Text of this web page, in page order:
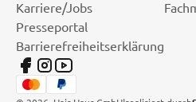
Karriere/Jobs
Presseportal
Barrierefreiheitserklärung